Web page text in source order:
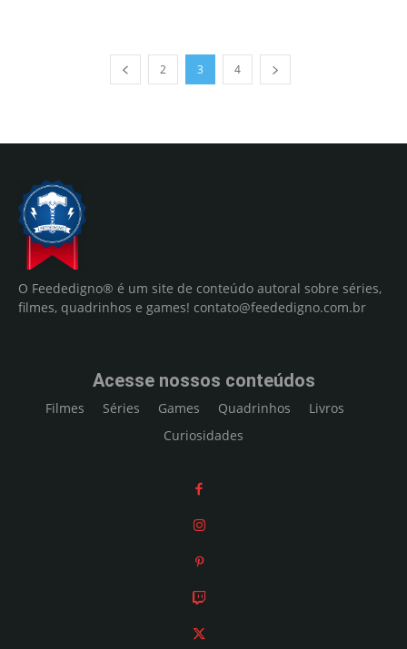
2 3 4
O Feededigno® é um site de conteúdo autoral sobre séries,
filmes, quadrinhos e games! contato@feededigno.com.br
Acesse nossos conteúdos
Filmes Séries Games Quadrinhos
Livros
Curiosidades